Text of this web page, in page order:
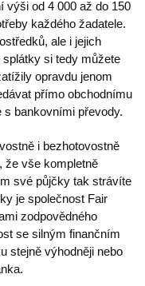
výši od 4 000 až do 150
každého žadatele.
ale i jejich
si tedy můžete
opravdu jenom
přímo obchodnímu
bankovními převody.
i bezhotovostně
že vše kompletně
své půjčky tak strávíte
je společnost Fair
zodpovědného
se silným finančním
stejně výhodněji nebo